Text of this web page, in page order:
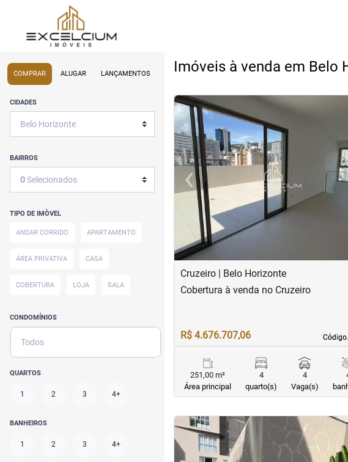
COMPRAR ALUGAR LANÇAMENTOS
CIDADES
BAIRROS
0Selecionados
TIPO DE IMÒVEL
ANDAR CORRIDO APARTAMENTO
ÁREA PRIVATIVA CASA
COBERTURA LOJA SALA
CONDOMÍNIOS
Todos
QUARTOS
1 2 3 4+
BANHEIROS
1 2 3 4+
Imóveis à venda em Belo
<<<<
‹Previous
Cruzeiro | Belo Horizonte
Cobertura à venda no Cruzeiro
R$ 4.676.707,06
251,00 m²
Área principal
4
quarto(s)
4
Vaga(s)
<< <<